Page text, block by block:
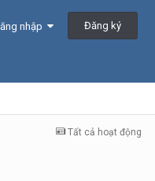
nhập Đăng ký
Tất cả hoạt động